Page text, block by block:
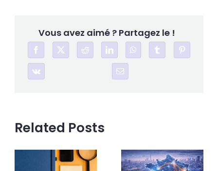
liés
à
l’économie
pourraient
réellement
d’ici
Vous avez aimé ? Partagez le !
Related Posts